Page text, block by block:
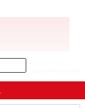
ID：AE0430919433